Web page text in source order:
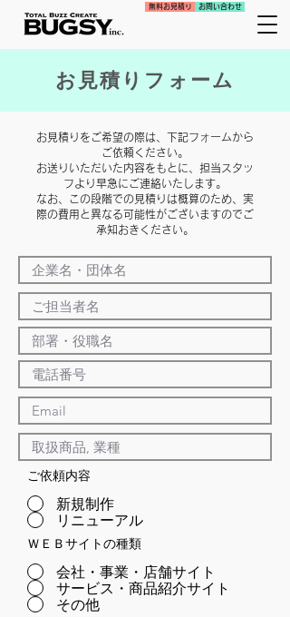
無料お見積り お問い合わせ
お見積りフォーム
お見積りをご希望の際は、下記フォームから
ご依頼ください。
お送りいただいた内容をもとに、担当スタッ
フより早急にご連絡いたします。
なお、この段階での見積りは概算のため、実
際の費用と異なる可能性がございますのでご
承知おきください。
ご依頼内容
新規制作
リニューアル
ＷＥＢサイトの種類
会社・事業・店舗サイト
サービス・商品紹介サイト
その他